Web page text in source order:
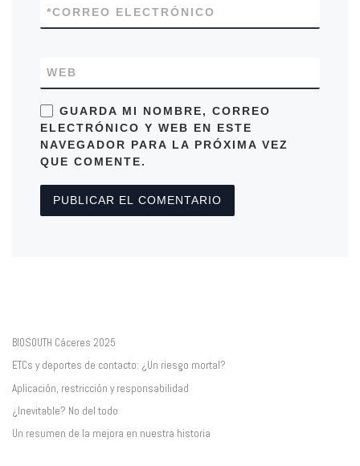
CORREO ELECTRÓNICO
*
WEB
GUARDA MI NOMBRE, CORREO
ELECTRÓNICO Y WEB EN ESTE
NAVEGADOR PARA LA PRÓXIMA VEZ
QUE COMENTE.
BIOSOUTH Cáceres 2025
ETCs y deportes de contacto: ¿Un riesgo mortal?
Aplicación, restricción y responsabilidad
¿Inevitable? No del todo
Un resumen de la mejora en nuestra historia